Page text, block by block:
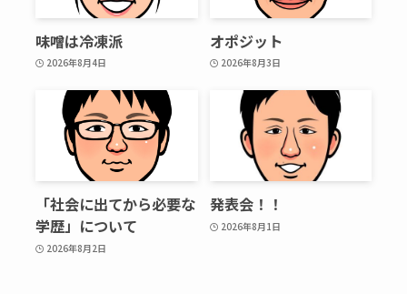
味噌は冷凍派
2026年8月4日
オポジット
2026年8月3日
「社会に出てから必要な
学歴」について
2026年8月2日
発表会！！
2026年8月1日